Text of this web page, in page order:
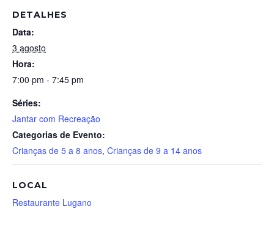
DETALHES
Data:
3 agosto
Hora:
7:00 pm - 7:45 pm
Séries:
Jantar com Recreação
Categorias de Evento:
Crianças de 5 a 8 anos, Crianças de 9 a 14 anos
LOCAL
Restaurante Lugano